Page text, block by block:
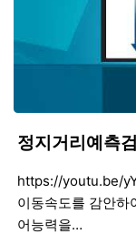
정지거리예측
https://youtu.be/
이동속도를 감안하
어능력을…